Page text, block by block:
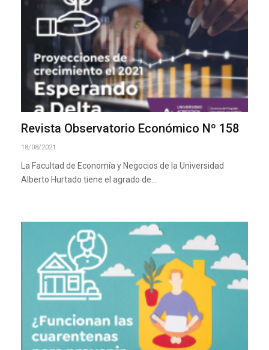
Revista Observatorio Económico Nº 158
18/08/2021
La Facultad de Economía y Negocios de la Universidad
Alberto Hurtado tiene el agrado de…